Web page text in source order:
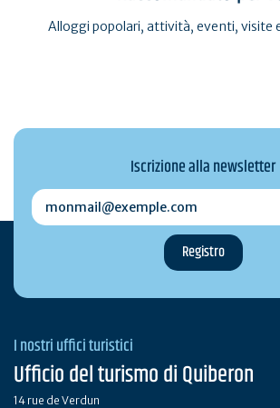
Alloggi popolari, attività, eventi, visite
Iscrizione alla newsletter
monmail@exemple.com
I nostri uffici turistici
Ufficio del turismo di Quiberon
14 rue de Verdun